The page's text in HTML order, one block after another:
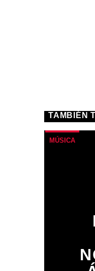
TAMBIÉN
MÚSICA